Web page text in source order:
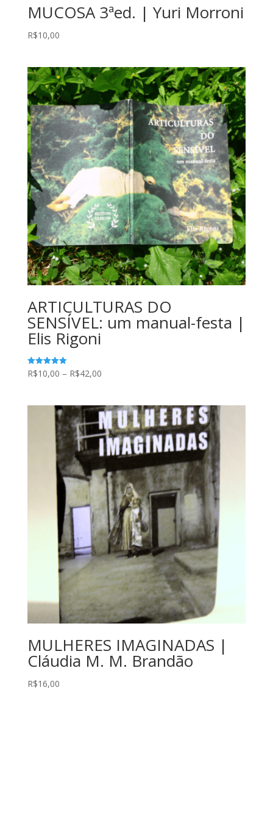
MUCOSA 3ªed. | Yuri Morroni
R$10,00
ARTICULTURAS DO
SENSÍVEL: um manual-festa |
Elis Rigoni
Avaliação
5.00
R$10,00 – R$42,00Faixa
R$10,00
através
R$42,00
MULHERES IMAGINADAS |
Cláudia M. M. Brandão
R$16,00